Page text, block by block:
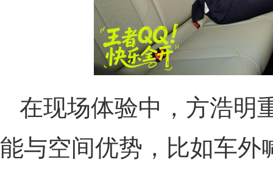
在现场体验中，方浩明
能与空间优势，比如车外